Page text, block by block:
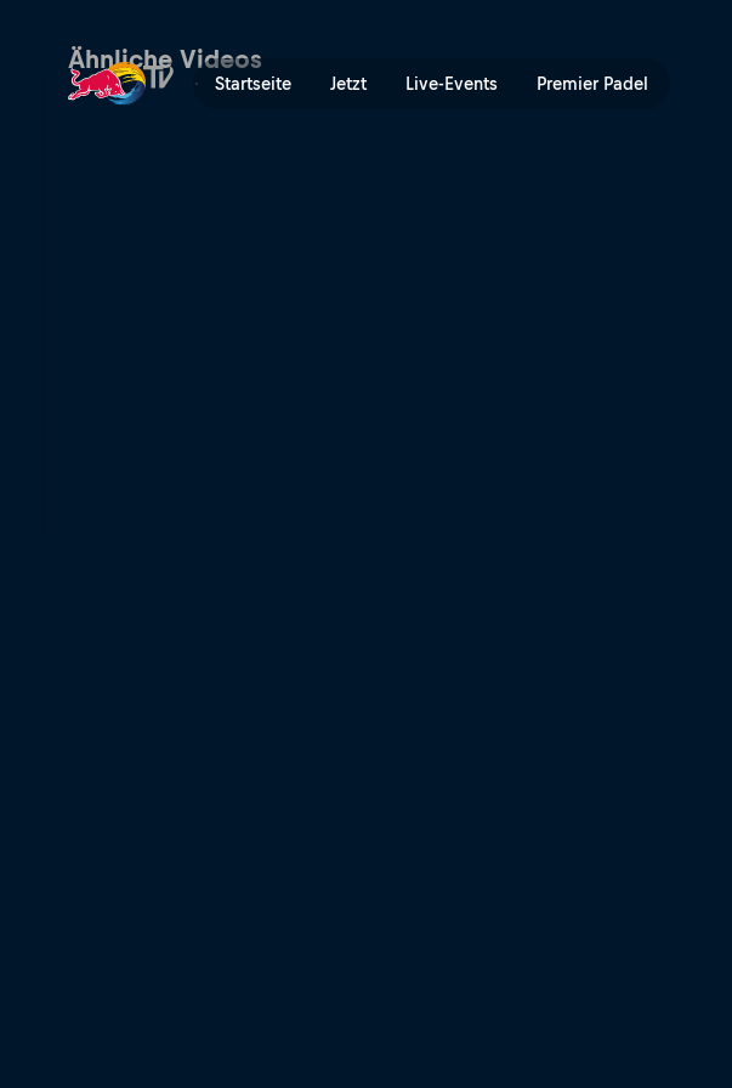
Startseite Jetzt Live-Events Premier Padel
Ähnliche Videos